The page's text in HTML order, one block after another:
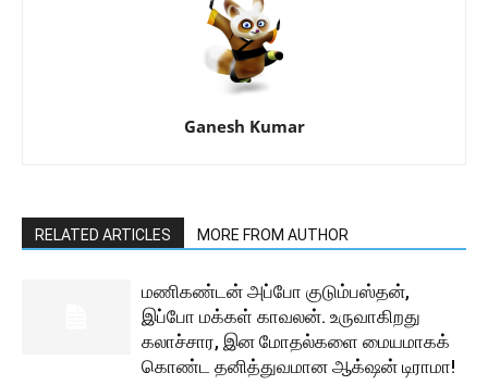
Ganesh Kumar
RELATED ARTICLES MORE FROM AUTHOR
மணிகண்டன் அப்போ குடும்பஸ்தன்,
இப்போ மக்கள் காவலன். உருவாகிறது
கலாச்சார, இன மோதல்களை மையமாகக்
கொண்ட தனித்துவமான ஆக்‌ஷன் டிராமா!